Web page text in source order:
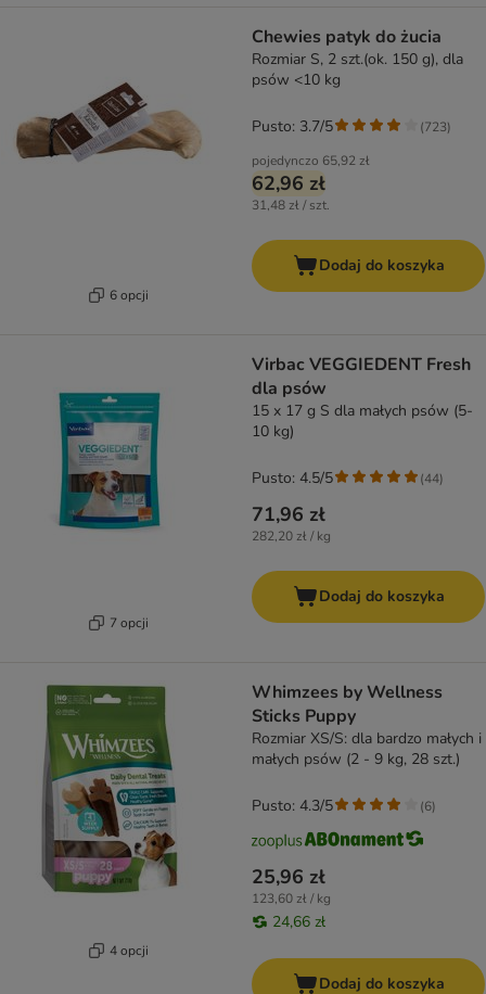
6 opcji
Chewies patyk do żucia
Rozmiar S, 2 szt.(ok. 150 g), dla
psów <10 kg
pojedynczo 65,92 zł
62,96 zł
31,48 zł / szt.
Pusto: 3.7/5 (723)
Dodaj do koszyka
7 opcji
Virbac VEGGIEDENT Fresh
dla psów
15 x 17 g S dla małych psów (5-
10 kg)
71,96 zł
282,20 zł / kg
Pusto: 4.5/5 (44)
Dodaj do koszyka
4 opcji
Whimzees by Wellness
Sticks Puppy
Rozmiar XS/S: dla bardzo małych i
małych psów (2 - 9 kg, 28 szt.)
25,96 zł
123,60 zł / kg
24,66 zł
Pusto: 4.3/5 (6)
Dodaj do koszyka